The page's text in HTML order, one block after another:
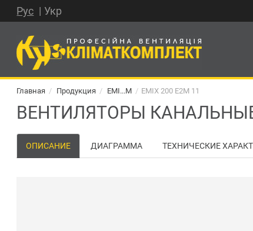
Рус Укр
Главная Продукция EMI...M EMIX 200 E2M 11
ВЕНТИЛЯТОРЫ
ОПИСАНИЕ ДИАГРАММА ТЕХНИЧЕСКИЕ